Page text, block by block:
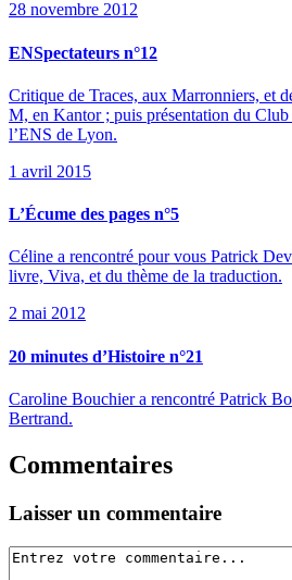
28 novembre 2012
ENSpectateurs n°12
Critique de Traces, aux Marronniers, et
M, en Kantor ; puis présentation du Club
l’ENS de Lyon.
1 avril 2015
L’Écume des pages n°5
Céline a rencontré pour vous Patrick
livre, Viva, et du thème de la traduction.
2 mai 2012
20 minutes d’Histoire n°21
Caroline Bouchier a rencontré Patrick
Bertrand.
Commentaires
Laisser un commentaire